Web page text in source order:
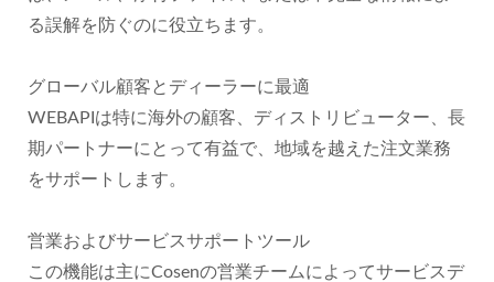
る誤解を防ぐのに役立ちます。
グローバル顧客とディーラーに最適
WEBAPIは特に海外の顧客、ディストリビューター、長
期パートナーにとって有益で、地域を越えた注文業務
をサポートします。
営業およびサービスサポートツール
この機能は主にCosenの営業チームによってサービスデ